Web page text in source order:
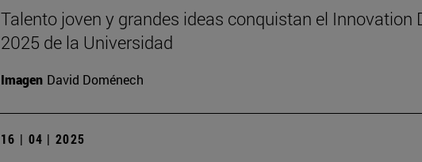
Talento joven y grandes ideas conquistan el Innovation
2025 de la Universidad
Imagen David Doménech
16 | 04 | 2025